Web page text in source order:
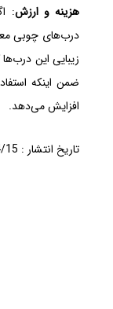
هزینه و ارزش:
درب‌های چوبی
زیبایی این
ضمن اینکه
افزایش می‌دهد.
تاریخ انتشار : 1405/04/15